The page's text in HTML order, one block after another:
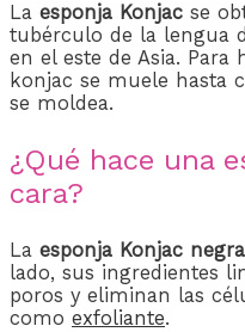
La esponja Konjac se
tubérculo de la lengua
en el este de Asia. Para
konjac se muele hasta
se moldea.
¿Qué hace una
cara?
La esponja Konjac negra
lado, sus ingredientes
poros y eliminan las
como exfoliante.